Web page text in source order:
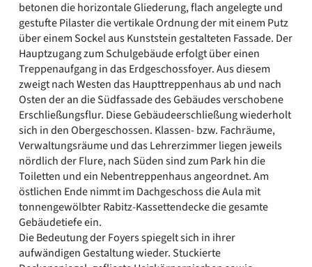
betonen die horizontale Gliederung, flach angelegte und
gestufte Pilaster die vertikale Ordnung der mit einem Putz
über einem Sockel aus Kunststein gestalteten Fassade. Der
Hauptzugang zum Schulgebäude erfolgt über einen
Treppenaufgang in das Erdgeschossfoyer. Aus diesem
zweigt nach Westen das Haupttreppenhaus ab und nach
Osten der an die Südfassade des Gebäudes verschobene
Erschließungsflur. Diese Gebäudeerschließung wiederholt
sich in den Obergeschossen. Klassen- bzw. Fachräume,
Verwaltungsräume und das Lehrerzimmer liegen jeweils
nördlich der Flure, nach Süden sind zum Park hin die
Toiletten und ein Nebentreppenhaus angeordnet. Am
östlichen Ende nimmt im Dachgeschoss die Aula mit
tonnengewölbter Rabitz-Kassettendecke die gesamte
Gebäudetiefe ein.
Die Bedeutung der Foyers spiegelt sich in ihrer
aufwändigen Gestaltung wieder. Stuckierte